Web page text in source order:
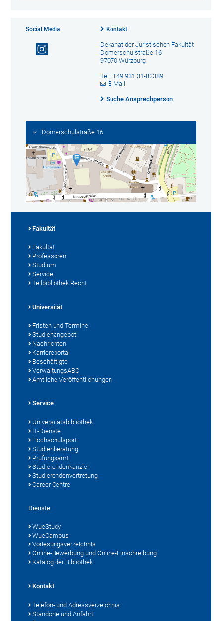
Social Media Kontakt
Dekanat der Juristischen Fakultät
Domerschulstraße 16
97070 Würzburg
Tel.: +49 931 31-82389
E-Mail
Suche Ansprechperson
Domerschulstraße 16
Fakultät
Fakultät
Professoren
Studium
Service
Teilbibliothek Recht
Universität
Fristen und Termine
Studienangebot
Nachrichten
Karriereportal
Beschäftigte
VerwaltungsABC
Amtliche Veröffentlichungen
Service
Universitätsbibliothek
IT-Dienste
Hochschulsport
Studienberatung
Prüfungsamt
Studierendenkanzlei
Studierendenvertretung
Career Centre
Dienste
WueStudy
WueCampus
Vorlesungsverzeichnis
Online-Bewerbung und Online-Einschreibung
Katalog der Bibliothek
Kontakt
Telefon- und Adressverzeichnis
Standorte und Anfahrt